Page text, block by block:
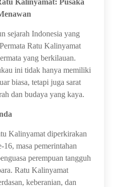
sejarah Indonesia yang
Ratu Kalinyamat
yang berkilauan.
ini tidak hanya memiliki
biasa, tetapi juga sarat
dan budaya yang kaya.
Kalinyamat diperkirakan
16, masa pemerintahan
perempuan tangguh
Ratu Kalinyamat
keberanian, dan